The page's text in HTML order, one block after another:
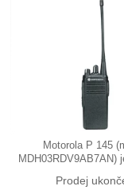
Motorola P 145
MDH03RDV9AB7AN)
Prodej